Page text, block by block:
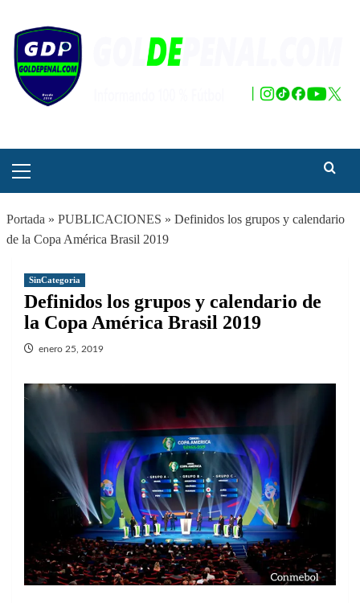
contenido
principal
Portada » PUBLICACIONES » Definidos los grupos y calendario
de la Copa América Brasil 2019
SinCategoria
Definidos los grupos y calendario de
la Copa América Brasil 2019
enero 25, 2019